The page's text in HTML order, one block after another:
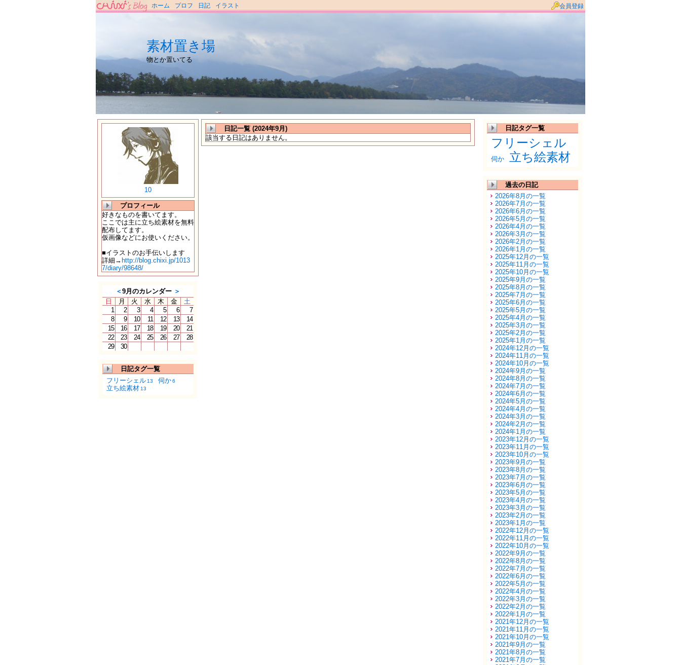
ホーム プロフ 日記 イラスト 会員登録
素材置き場
物とか置いてる
10
プロフィール
好きなものを書いてます。
ここでは主に立ち絵素材を無料
配布してます。
仮画像などにお使いください。
■イラストのお手伝いします
詳細→ http://blog.chixi.jp/1013
7/diary/98648/
＜9月のカレンダー ＞
日
月 火 水 木 金
土
1
2 3 4 5 6
7
8
9 10 11 12 13
14
15
16 17 18 19 20
21
22
23 24 25 26 27
28
29
30
日記タグ一覧
フリーシェル 13 伺か6
立ち絵素材 13
日記一覧 (2024年9月)
該当する日記はありません。
日記タグ一覧
フリーシェル
伺か 立ち絵素材
過去の日記
2026年8月の一覧
2026年7月の一覧
2026年6月の一覧
2026年5月の一覧
2026年4月の一覧
2026年3月の一覧
2026年2月の一覧
2026年1月の一覧
2025年12月の一覧
2025年11月の一覧
2025年10月の一覧
2025年9月の一覧
2025年8月の一覧
2025年7月の一覧
2025年6月の一覧
2025年5月の一覧
2025年4月の一覧
2025年3月の一覧
2025年2月の一覧
2025年1月の一覧
2024年12月の一覧
2024年11月の一覧
2024年10月の一覧
2024年9月の一覧
2024年8月の一覧
2024年7月の一覧
2024年6月の一覧
2024年5月の一覧
2024年4月の一覧
2024年3月の一覧
2024年2月の一覧
2024年1月の一覧
2023年12月の一覧
2023年11月の一覧
2023年10月の一覧
2023年9月の一覧
2023年8月の一覧
2023年7月の一覧
2023年6月の一覧
2023年5月の一覧
2023年4月の一覧
2023年3月の一覧
2023年2月の一覧
2023年1月の一覧
2022年12月の一覧
2022年11月の一覧
2022年10月の一覧
2022年9月の一覧
2022年8月の一覧
2022年7月の一覧
2022年6月の一覧
2022年5月の一覧
2022年4月の一覧
2022年3月の一覧
2022年2月の一覧
2022年1月の一覧
2021年12月の一覧
2021年11月の一覧
2021年10月の一覧
2021年9月の一覧
2021年8月の一覧
2021年7月の一覧